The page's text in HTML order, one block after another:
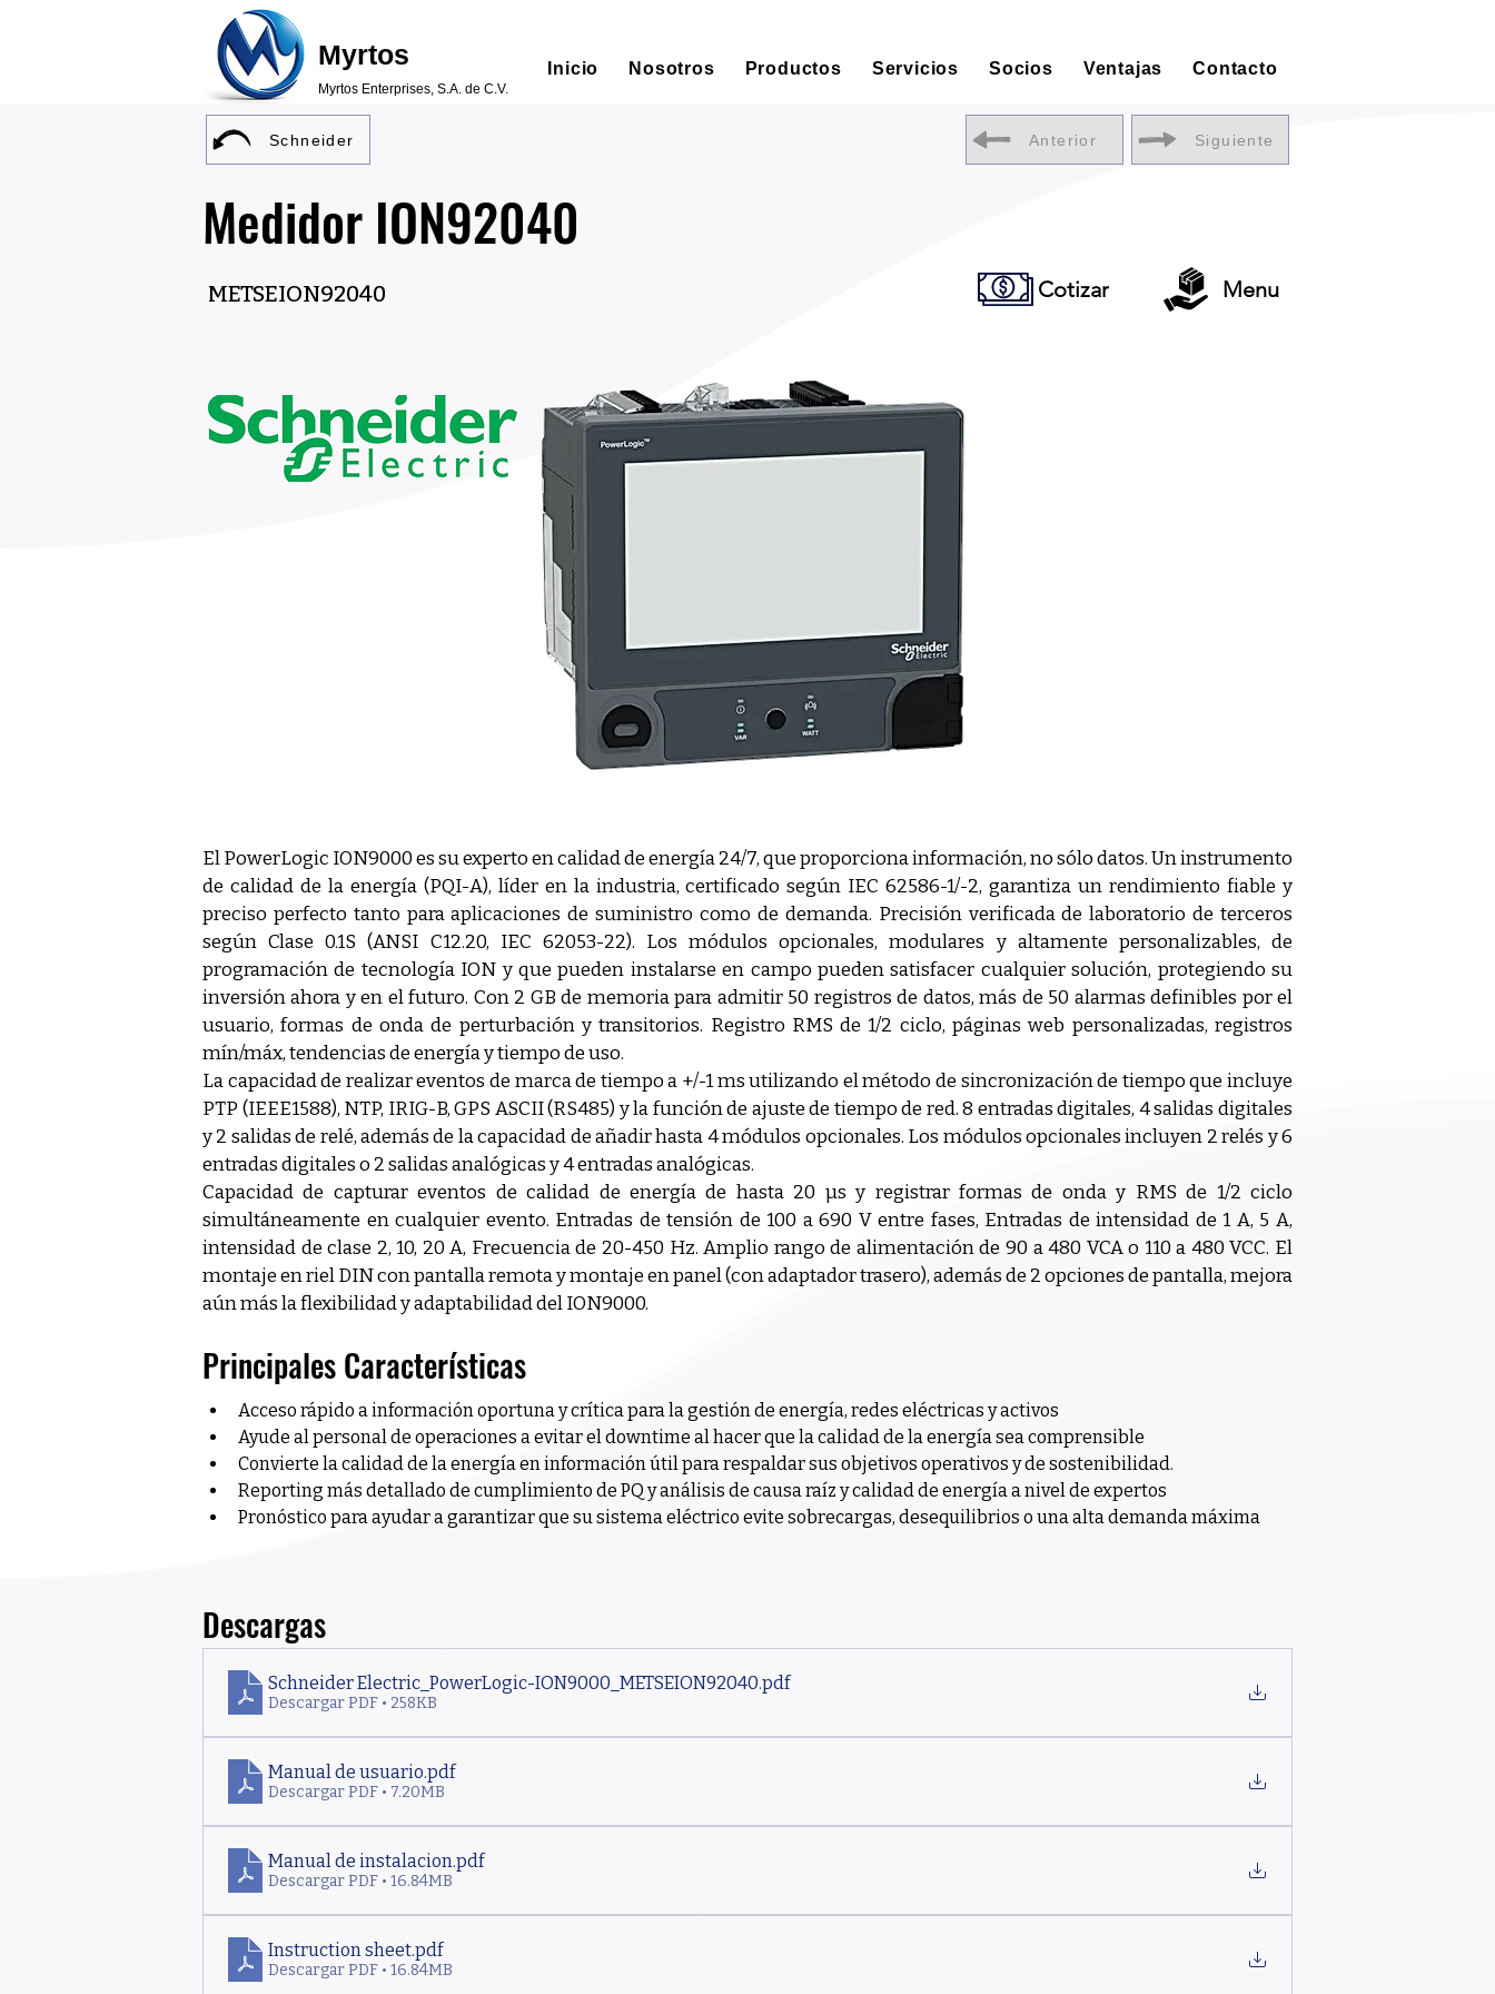
Myrtos
Myrtos Enterprises, S.A. de C.V.
Inicio Nosotros Productos Servicios Socios Ventajas Contacto
Schneider Anterior Siguiente
Medidor ION92040
METSEION92040 Menu
Cotizar
El PowerLogic ION9000 es su experto en calidad de energía 24/7, que proporciona información, no sólo datos. Un instrumento
de calidad de la energía (PQI-A), líder en la industria, certificado según IEC 62586-1/-2, garantiza un rendimiento fiable y
preciso perfecto tanto para aplicaciones de suministro como de demanda. Precisión verificada de laboratorio de terceros
según Clase 0.1S (ANSI C12.20, IEC 62053-22). Los módulos opcionales, modulares y altamente personalizables, de
programación de tecnología ION y que pueden instalarse en campo pueden satisfacer cualquier solución, protegiendo su
inversión ahora y en el futuro. Con 2 GB de memoria para admitir 50 registros de datos, más de 50 alarmas definibles por el
usuario, formas de onda de perturbación y transitorios. Registro RMS de 1/2 ciclo, páginas web personalizadas, registros
mín/máx, tendencias de energía y tiempo de uso.
La capacidad de realizar eventos de marca de tiempo a +/-1 ms utilizando el método de sincronización de tiempo que incluye
PTP (IEEE1588), NTP, IRIG-B, GPS ASCII (RS485) y la función de ajuste de tiempo de red. 8 entradas digitales, 4 salidas digitales
y 2 salidas de relé, además de la capacidad de añadir hasta 4 módulos opcionales. Los módulos opcionales incluyen 2 relés y 6
entradas digitales o 2 salidas analógicas y 4 entradas analógicas.
Capacidad de capturar eventos de calidad de energía de hasta 20 µs y registrar formas de onda y RMS de 1/2 ciclo
simultáneamente en cualquier evento. Entradas de tensión de 100 a 690 V entre fases, Entradas de intensidad de 1 A, 5 A,
intensidad de clase 2, 10, 20 A, Frecuencia de 20-450 Hz. Amplio rango de alimentación de 90 a 480 VCA o 110 a 480 VCC. El
montaje en riel DIN con pantalla remota y montaje en panel (con adaptador trasero), además de 2 opciones de pantalla, mejora
aún más la flexibilidad y adaptabilidad del ION9000.
Principales Características
Acceso rápido a información oportuna y crítica para la gestión de energía, redes eléctricas y activos
Ayude al personal de operaciones a evitar el downtime al hacer que la calidad de la energía sea comprensible
Convierte la calidad de la energía en información útil para respaldar sus objetivos operativos y de sostenibilidad.
Reporting más detallado de cumplimiento de PQ y análisis de causa raíz y calidad de energía a nivel de expertos
Pronóstico para ayudar a garantizar que su sistema eléctrico evite sobrecargas, desequilibrios o una alta demanda máxima
Descargas
Schneider Electric_PowerLogic-ION9000_METSEION92040.pdf
Descargar PDF • 258KB
Manual de usuario.pdf
Descargar PDF • 7.20MB
Manual de instalacion.pdf
Descargar PDF • 16.84MB
Instruction sheet.pdf
Descargar PDF • 16.84MB